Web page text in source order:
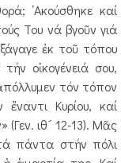
᾿Ακούσθηκε καί
Του νά βγοῦν γιά
ἐκ τοῦ τόπου
οἰκογένειά σου,
τόν τόπον
Κυρίου, καί
(Γεν. ιθ´ 12-13). Μᾶς
πάντα στήν πόλι